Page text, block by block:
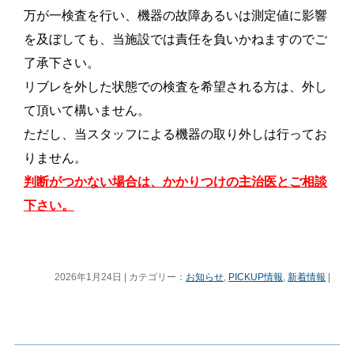
万が一検査を行い、機器の故障あるいは測定値に影響
を及ぼしても、当施設では責任を負いかねますのでご
了承下さい。
リブレを外した状態での検査を希望される方は、外し
て頂いて構いません。
ただし、当スタッフによる機器の取り外しは行ってお
りません。
判断がつかない場合は、かかりつけの主治医とご相談
下さい。
2026年1月24日 | カテゴリー： お知らせ, PICKUP情報,新着情報